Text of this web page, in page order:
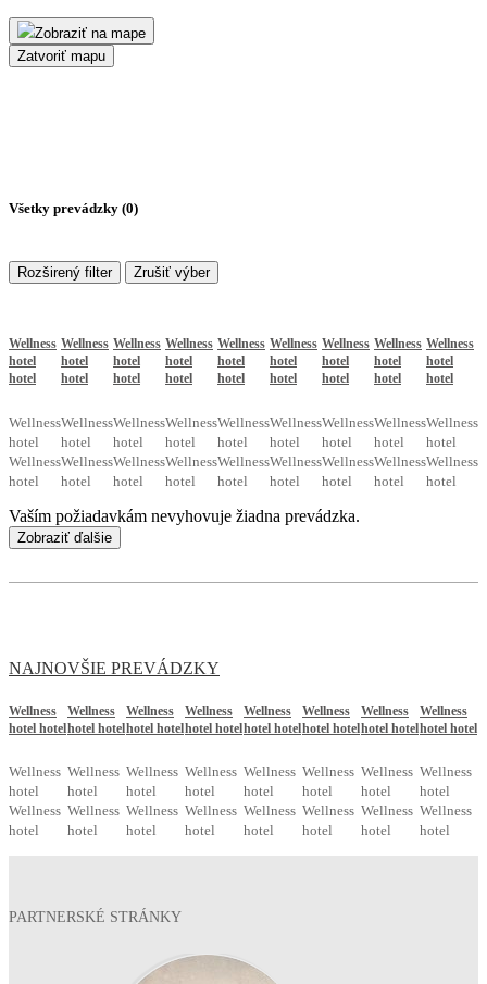
Zobraziť na mape
Zatvoriť mapu
Všetky prevádzky (0)
Rozširený filter Zrušiť výber
Wellness
hotel
hotel
Wellness
hotel
Wellness
hotel
Wellness
hotel
hotel
Wellness
hotel
Wellness
hotel
Wellness
hotel
hotel
Wellness
hotel
Wellness
hotel
Wellness
hotel
hotel
Wellness
hotel
Wellness
hotel
Wellness
hotel
hotel
Wellness
hotel
Wellness
hotel
Wellness
hotel
hotel
Wellness
hotel
Wellness
hotel
Wellness
hotel
hotel
Wellness
hotel
Wellness
hotel
Wellness
hotel
hotel
Wellness
hotel
Wellness
hotel
Wellness
hotel
hotel
Wellness
hotel
Wellness
hotel
Vaším požiadavkám nevyhovuje žiadna prevádzka.
Zobraziť ďalšie
NAJNOVŠIE PREVÁDZKY
Wellness
hotel hotel
Wellness
hotel
Wellness
hotel
Wellness
hotel hotel
Wellness
hotel
Wellness
hotel
Wellness
hotel hotel
Wellness
hotel
Wellness
hotel
Wellness
hotel hotel
Wellness
hotel
Wellness
hotel
Wellness
hotel hotel
Wellness
hotel
Wellness
hotel
Wellness
hotel hotel
Wellness
hotel
Wellness
hotel
Wellness
hotel hotel
Wellness
hotel
Wellness
hotel
Wellness
hotel hotel
Wellness
hotel
Wellness
hotel
PARTNERSKÉ STRÁNKY